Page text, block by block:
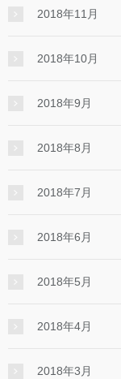
2018年11月
2018年10月
2018年9月
2018年8月
2018年7月
2018年6月
2018年5月
2018年4月
2018年3月